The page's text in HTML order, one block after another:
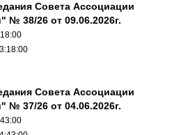
Совета Ассоциации
№ 38/26 от 09.06.2026г.
Совета Ассоциации
№ 37/26 от 04.06.2026г.